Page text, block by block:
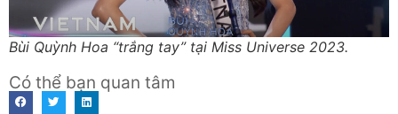
Bùi Quỳnh Hoa “trắng tay” tại Miss Universe 2023.
Có thể bạn quan tâm